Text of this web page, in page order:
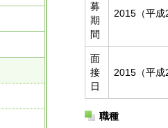
募
期
間
2015（平成
面
接
日
2015（平成
職種